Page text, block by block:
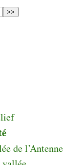
de l’Antenne